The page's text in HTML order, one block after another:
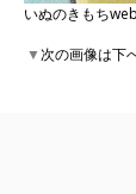
いぬのきもちweb
▼次の画像は下